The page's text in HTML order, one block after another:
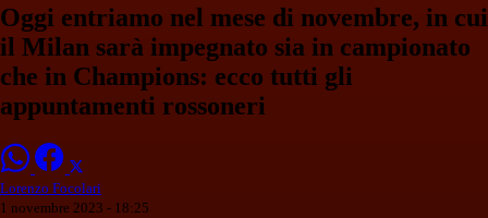
Oggi entriamo nel mese di novembre, in cui
il Milan sarà impegnato sia in campionato
che in Champions: ecco tutti gli
appuntamenti rossoneri
Lorenzo Focolari
1 novembre 2023 - 18:25